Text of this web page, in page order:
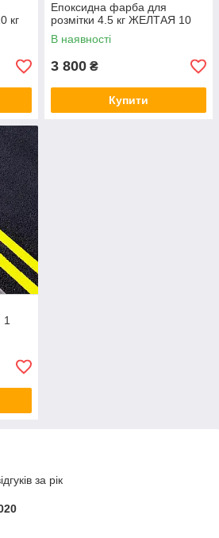
кг
Епоксидна фарба для
розмітки 4.5 кг ЖЕЛТАЯ 10
В наявності
3 800 ₴
Купити
за рік